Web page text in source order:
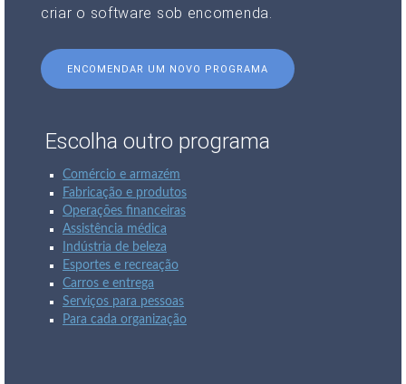
criar o software sob encomenda.
ENCOMENDAR UM NOVO PROGRAMA
Escolha outro programa
Comércio e armazém
Fabricação e produtos
Operações financeiras
Assistência médica
Indústria de beleza
Esportes e recreação
Carros e entrega
Serviços para pessoas
Para cada organização